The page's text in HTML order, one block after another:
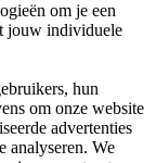
om je een
jouw individuele
hun
om onze website
advertenties
analyseren. We